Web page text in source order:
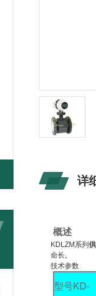
详
概述
KDLZM系列
命长。
技术参数
型号KD-